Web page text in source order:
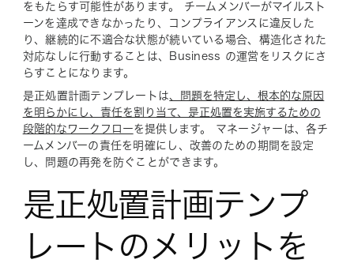
をもたらす可能性があります。 チームメンバーがマイルスト
ーンを達成できなかったり、コンプライアンスに違反した
り、継続的に不適合な状態が続いている場合、構造化された
対応なしに行動することは、Business の運営をリスクにさ
らすことになります。
是正処置計画テンプレートは、問題を特定し、根本的な原因
を明らかにし、責任を割り当て、是正処置を実施するための
段階的なワークフローを提供します。 マネージャーは、各チ
ームメンバーの責任を明確にし、改善のための期間を設定
し、問題の再発を防ぐことができます。
是正処置計画テンプ
レートのメリットを